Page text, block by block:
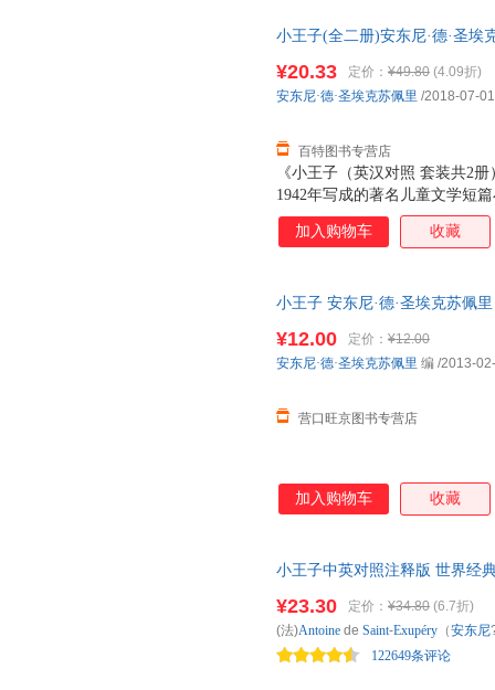
小王子(全二册)安东尼·德·圣埃
《小王子（英汉对照 套装共2
1942年写成的著名儿童文学短
的主人公是来自外星球的小王
了小王子从自己星球出发前往
达出作者对金钱关系的批判，
¥20.33 定价： ¥49.80 (4.09折)
百特图书专营店
安东尼·德·圣埃克苏佩里 /2018-07-01
加入购物车 收藏
小王子 安东尼·德·圣埃克苏佩
¥12.00 定价： ¥12.00
营口旺京图书专营店
安东尼·德·圣埃克苏佩里 编 /2013-
加入购物车 收藏
小王子中英对照注释版 世界经
子》，一本写给孩子和曾经是
童般的纯粹和美好。
¥23.30 定价： ¥34.80 (6.7折)
122649条评论
(法)Antoine de Saint-Exupéry （安东尼